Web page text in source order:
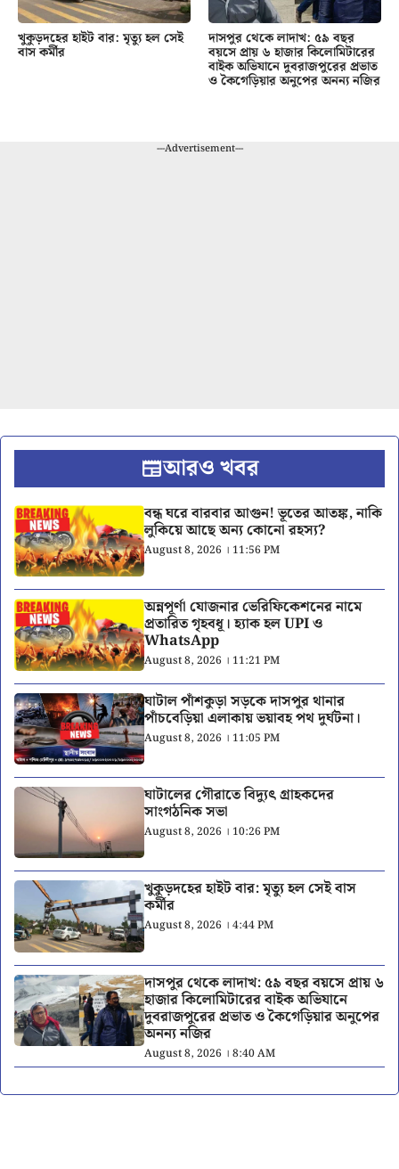
খুকুড়দহের হাইট বার: মৃত্যু হল সেই
বাস কর্মীর
দাসপুর থেকে লাদাখ: ৫৯ বছর
বয়সে প্রায় ৬ হাজার কিলোমিটারের
বাইক অভিযানে দুবরাজপুরের প্রভাত
ও কৈগেড়িয়ার অনুপের অনন্য নজির
---Advertisement---
আরও খবর
বন্ধ ঘরে বারবার আগুন! ভূতের আতঙ্ক, নাকি
লুকিয়ে আছে অন্য কোনো রহস্য?
August 8, 2026 । 11:56 PM
অন্নপূর্ণা যোজনার ভেরিফিকেশনের নামে
প্রতারিত গৃহবধূ। হ্যাক হল UPI ও
WhatsApp
August 8, 2026 । 11:21 PM
ঘাটাল পাঁশকুড়া সড়কে দাসপুর থানার
পাঁচবেড়িয়া এলাকায় ভয়াবহ পথ দুর্ঘটনা।
August 8, 2026 । 11:05 PM
ঘাটালের গৌরাতে বিদ্যুৎ গ্রাহকদের
সাংগঠনিক সভা
August 8, 2026 । 10:26 PM
খুকুড়দহের হাইট বার: মৃত্যু হল সেই বাস
কর্মীর
August 8, 2026 । 4:44 PM
দাসপুর থেকে লাদাখ: ৫৯ বছর বয়সে প্রায় ৬
হাজার কিলোমিটারের বাইক অভিযানে
দুবরাজপুরের প্রভাত ও কৈগেড়িয়ার অনুপের
অনন্য নজির
August 8, 2026 । 8:40 AM